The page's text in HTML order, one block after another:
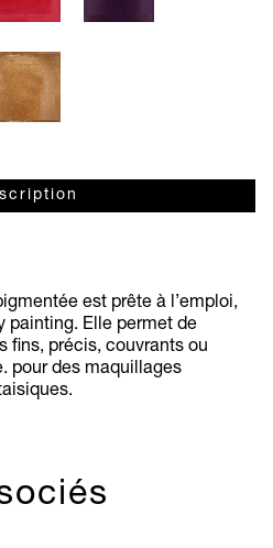
est prête à l’emploi,
painting. Elle permet de
fins, précis, couvrants ou
pour des maquillages